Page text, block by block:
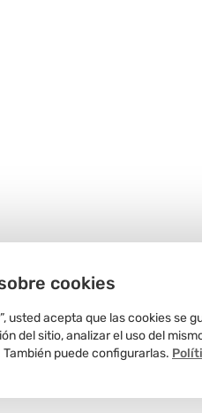
cookies
usted acepta que las cookies se
del sitio, analizar el uso del
puede configurarlas.